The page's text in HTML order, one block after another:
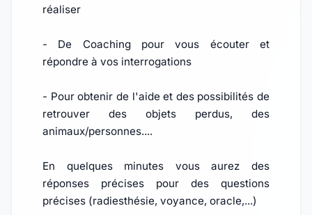
réaliser
- De Coaching pour vous écouter et
répondre à vos interrogations
- Pour obtenir de l'aide et des possibilités de
retrouver des objets perdus, des
animaux/personnes....
En quelques minutes vous aurez des
réponses précises pour des questions
précises (radiesthésie, voyance, oracle,...)